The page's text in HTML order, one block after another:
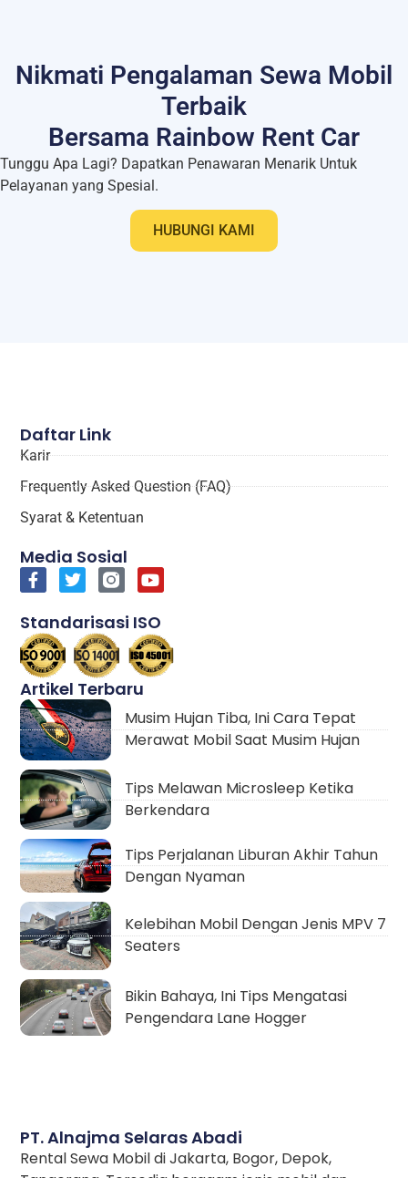
Nikmati Pengalaman Sewa Mobil
Terbaik
Bersama Rainbow Rent Car
Tunggu Apa Lagi? Dapatkan Penawaran Menarik Untuk
Pelayanan yang Spesial.
HUBUNGI KAMI
PT. Alnajma Selaras Abadi
Rental Sewa Mobil di Jakarta, Bogor, Depok,
Artikel Terbaru
Musim Hujan Tiba, Ini Cara Tepat
Merawat Mobil Saat Musim Hujan
Tips Melawan Microsleep Ketika
Berkendara
Tips Perjalanan Liburan Akhir Tahun
Dengan Nyaman
Kelebihan Mobil Dengan Jenis MPV 7
Seaters
Bikin Bahaya, Ini Tips Mengatasi
Pengendara Lane Hogger
Daftar Link
Karir
Frequently Asked Question (FAQ)
Syarat & Ketentuan
Media Sosial
Standarisasi ISO